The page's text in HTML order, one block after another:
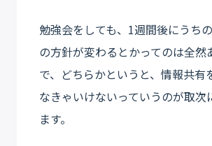
勉強会をしても、1週間後にうち
の方針が変わるとかってのは全然
で、どちらかというと、情報共有
なきゃいけないっていうのが取次
ます。